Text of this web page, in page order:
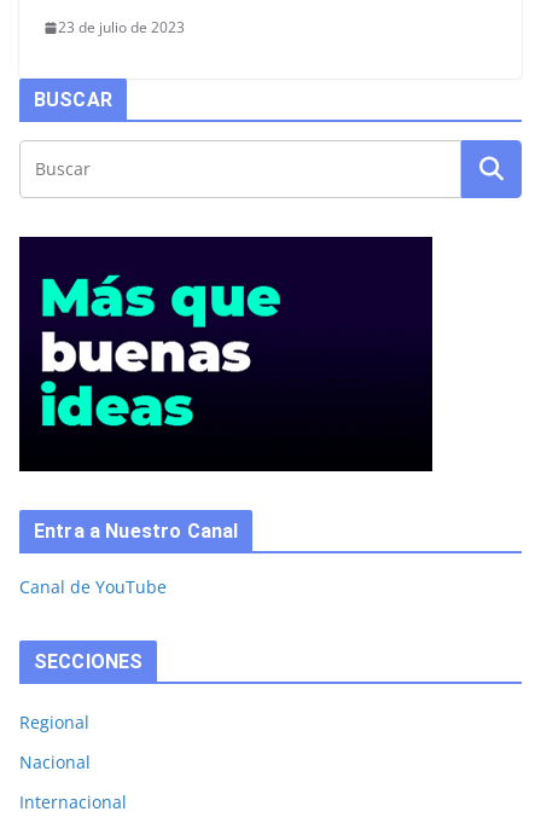
23 de julio de 2023
BUSCAR
Entra a Nuestro Canal
Canal de YouTube
SECCIONES
Regional
Nacional
Internacional